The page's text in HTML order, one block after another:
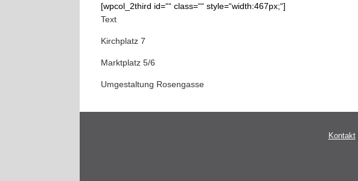
[wpcol_2third id=““ class=““ style=“width:467px;“]
Text
Kirchplatz 7
Marktplatz 5/6
Umgestaltung Rosengasse
Kontakt|